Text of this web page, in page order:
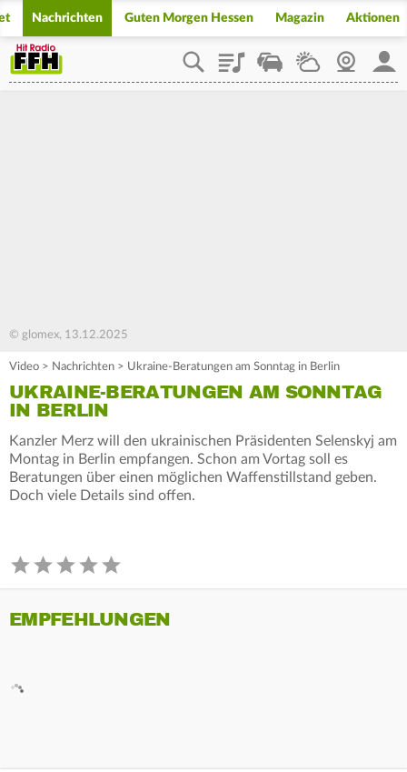
Nachrichten Guten Morgen Hessen Magazin Aktionen
PlaylistStaupilotWetterWebcam
© glomex, 13.12.2025
Video > Nachrichten > Ukraine-Beratungen am Sonntag in Berlin
UKRAINE-BERATUNGEN AM SONNTAG
IN BERLIN
Kanzler Merz will den ukrainischen Präsidenten Selenskyj am
Montag in Berlin empfangen. Schon am Vortag soll es
Beratungen über einen möglichen Waffenstillstand geben.
Doch viele Details sind offen.
EMPFEHLUNGEN